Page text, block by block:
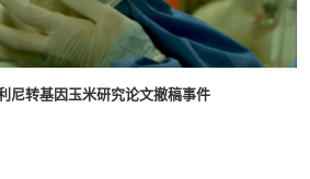
尼转基因玉米研究论文撤稿事件